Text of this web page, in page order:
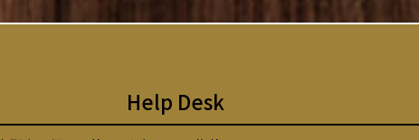
Help Desk